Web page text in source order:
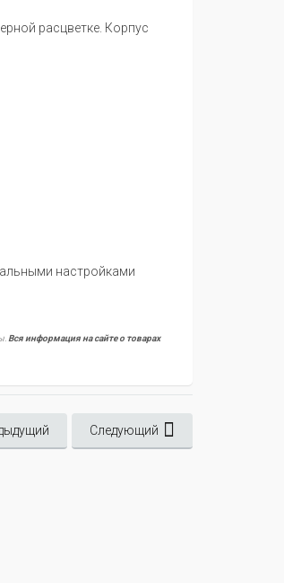
расцветке. Корпус
настройками
Вся информация на сайте о товарах
Следующий